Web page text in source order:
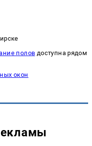
полов доступна рядом
окон